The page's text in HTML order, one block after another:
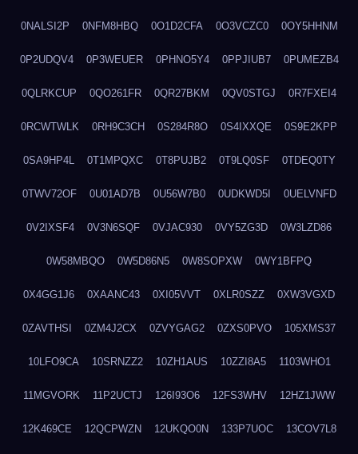
0NALSI2P 0NFM8HBQ 0O1D2CFA 0O3VCZC0 0OY5HHNM
0P2UDQV4 0P3WEUER 0PHNO5Y4 0PPJIUB7 0PUMEZB4
0QLRKCUP 0QO261FR 0QR27BKM 0QV0STGJ 0R7FXEI4
0RCWTWLK 0RH9C3CH 0S284R8O 0S4IXXQE 0S9E2KPP
0SA9HP4L 0T1MPQXC 0T8PUJB2 0T9LQ0SF 0TDEQ0TY
0TWV72OF 0U01AD7B 0U56W7B0 0UDKWD5I 0UELVNFD
0V2IXSF4 0V3N6SQF 0VJAC930 0VY5ZG3D 0W3LZD86
0W58MBQO 0W5D86N5 0W8SOPXW 0WY1BFPQ
0X4GG1J6 0XAANC43 0XI05VVT 0XLR0SZZ 0XW3VGXD
0ZAVTHSI 0ZM4J2CX 0ZVYGAG2 0ZXS0PVO 105XMS37
10LFO9CA 10SRNZZ2 10ZH1AUS 10ZZI8A5 1103WHO1
11MGVORK 11P2UCTJ 126I93O6 12FS3WHV 12HZ1JWW
12K469CE 12QCPWZN 12UKQO0N 133P7UOC 13COV7L8